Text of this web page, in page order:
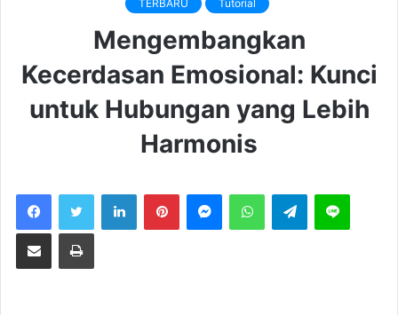
TERBARU Tutorial
Mengembangkan
Kecerdasan Emosional: Kunci
untuk Hubungan yang Lebih
Harmonis
LinkedInPinterestMessengerWhatsAppTelegramLine
Share via Email Print